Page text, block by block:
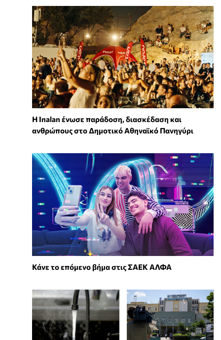
Η Inalan ένωσε παράδοση, διασκέδαση και
ανθρώπους στο Δημοτικό Αθηναϊκό Πανηγύρι
Κάνε το επόμενο βήμα στις ΣΑΕΚ ΑΛΦΑ